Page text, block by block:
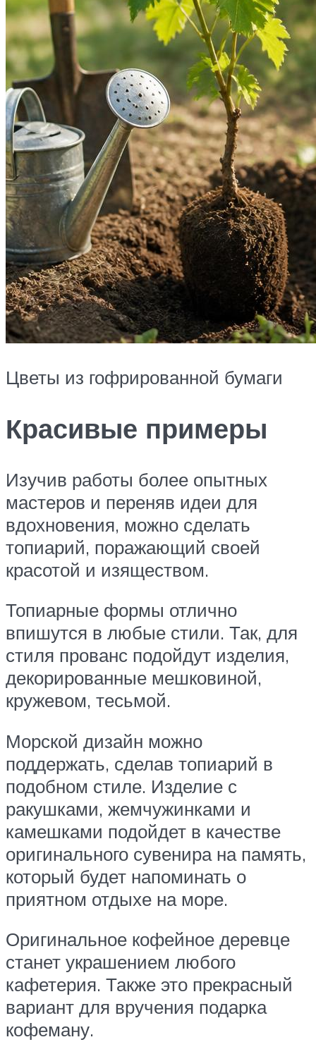
Цветы из гофрированной бумаги
Красивые примеры
Изучив работы более опытных
мастеров и переняв идеи для
вдохновения, можно сделать
топиарий, поражающий своей
красотой и изяществом.
Топиарные формы отлично
впишутся в любые стили. Так, для
стиля прованс подойдут изделия,
декорированные мешковиной,
кружевом, тесьмой.
Морской дизайн можно
поддержать, сделав топиарий в
подобном стиле. Изделие с
ракушками, жемчужинками и
камешками подойдет в качестве
оригинального сувенира на память,
который будет напоминать о
приятном отдыхе на море.
Оригинальное кофейное деревце
станет украшением любого
кафетерия. Также это прекрасный
вариант для вручения подарка
кофеману.